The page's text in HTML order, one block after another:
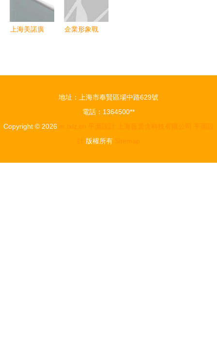
上海美諾廣
企業形象戰
效應
地址：上海市奉賢區場中路629號
電話：1364500**
Copyright © 2026 m.txlz.cn 平面設計 上海薇蕓含科技有限公司
平面設
計
版權所有 Sitemap